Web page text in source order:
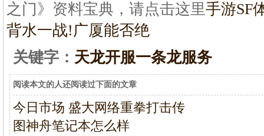
之门》资料宝典，请点击这里手游SF
背水一战!广厦能否绝
关键字： 天龙开服一条龙服务
阅读本文的人还阅读过下面的文章
今日市场 盛大网络重拳打击传
图神舟笔记本怎么样